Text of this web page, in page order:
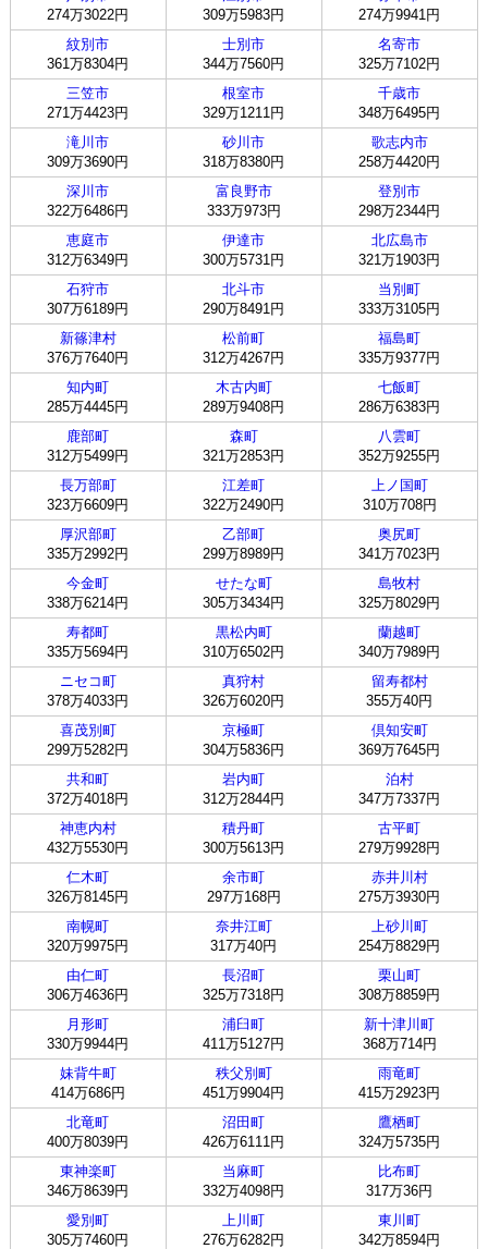
274万3022円
309万5983円
274万9941円
紋別市
361万8304円
士別市
344万7560円
名寄市
325万7102円
三笠市
271万4423円
根室市
329万1211円
千歳市
348万6495円
滝川市
309万3690円
砂川市
318万8380円
歌志内市
258万4420円
深川市
322万6486円
富良野市
333万973円
登別市
298万2344円
恵庭市
312万6349円
伊達市
300万5731円
北広島市
321万1903円
石狩市
307万6189円
北斗市
290万8491円
当別町
333万3105円
新篠津村
376万7640円
松前町
312万4267円
福島町
335万9377円
知内町
285万4445円
木古内町
289万9408円
七飯町
286万6383円
鹿部町
312万5499円
森町
321万2853円
八雲町
352万9255円
長万部町
323万6609円
江差町
322万2490円
上ノ国町
310万708円
厚沢部町
335万2992円
乙部町
299万8989円
奥尻町
341万7023円
今金町
338万6214円
せたな町
305万3434円
島牧村
325万8029円
寿都町
335万5694円
黒松内町
310万6502円
蘭越町
340万7989円
ニセコ町
378万4033円
真狩村
326万6020円
留寿都村
355万40円
喜茂別町
299万5282円
京極町
304万5836円
倶知安町
369万7645円
共和町
372万4018円
岩内町
312万2844円
泊村
347万7337円
神恵内村
432万5530円
積丹町
300万5613円
古平町
279万9928円
仁木町
326万8145円
余市町
297万168円
赤井川村
275万3930円
南幌町
320万9975円
奈井江町
317万40円
上砂川町
254万8829円
由仁町
306万4636円
長沼町
325万7318円
栗山町
308万8859円
月形町
330万9944円
浦臼町
411万5127円
新十津川町
368万714円
妹背牛町
414万686円
秩父別町
451万9904円
雨竜町
415万2923円
北竜町
400万8039円
沼田町
426万6111円
鷹栖町
324万5735円
東神楽町
346万8639円
当麻町
332万4098円
比布町
317万36円
愛別町
305万7460円
上川町
276万6282円
東川町
342万8594円